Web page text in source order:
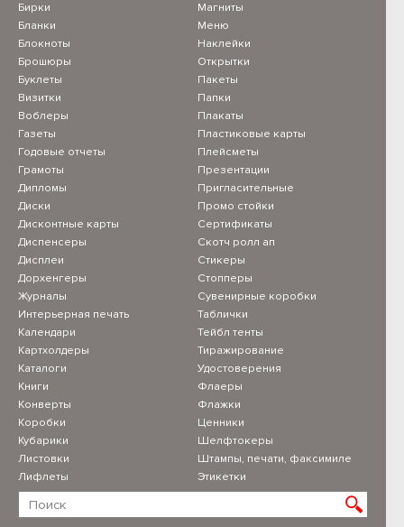
Бирки
Бланки
Блокноты
Брошюры
Буклеты
Визитки
Воблеры
Газеты
Годовые отчеты
Грамоты
Дипломы
Диски
Дисконтные карты
Диспенсеры
Дисплеи
Дорхенгеры
Журналы
Интерьерная печать
Календари
Картхолдеры
Каталоги
Книги
Конверты
Коробки
Кубарики
Листовки
Лифлеты
Магниты
Меню
Наклейки
Открытки
Пакеты
Папки
Плакаты
Пластиковые карты
Плейсметы
Презентации
Пригласительные
Промо стойки
Сертификаты
Скотч ролл ап
Стикеры
Стопперы
Сувенирные коробки
Таблички
Тейбл тенты
Тиражирование
Удостоверения
Флаеры
Флажки
Ценники
Шелфтокеры
Штампы, печати, факсимиле
Этикетки